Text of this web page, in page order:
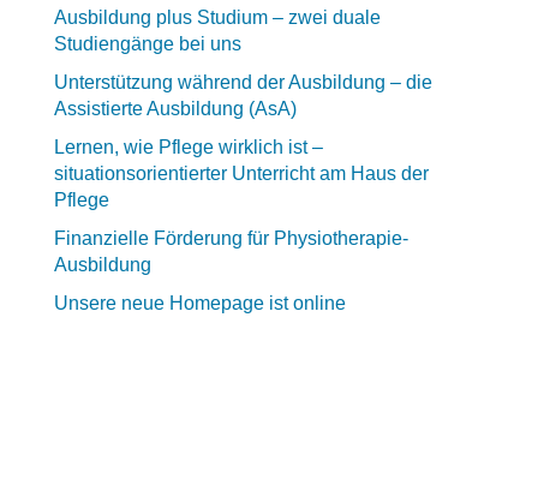
Ausbildung plus Studium – zwei duale
Studiengänge bei uns
Unterstützung während der Ausbildung – die
Assistierte Ausbildung (AsA)
Lernen, wie Pflege wirklich ist –
situationsorientierter Unterricht am Haus der
Pflege
Finanzielle Förderung für Physiotherapie-
Ausbildung
Unsere neue Homepage ist online